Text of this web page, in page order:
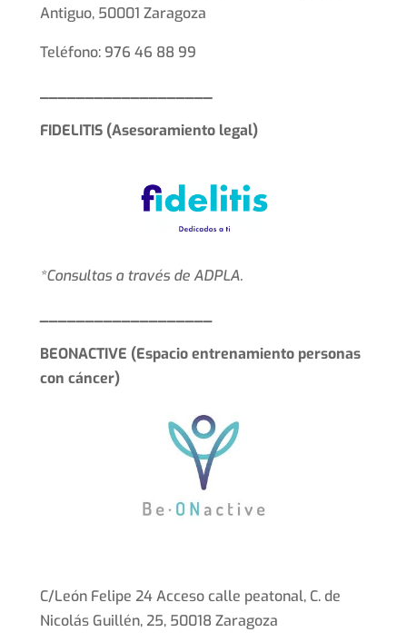
Antiguo, 50001 Zaragoza
Teléfono: 976 46 88 99
FIDELITIS (Asesoramiento legal)
*Consultas a través de ADPLA.
BEONACTIVE (Espacio entrenamiento personas
con cáncer)
C/León Felipe 24 Acceso calle peatonal, C. de
Nicolás Guillén, 25, 50018 Zaragoza